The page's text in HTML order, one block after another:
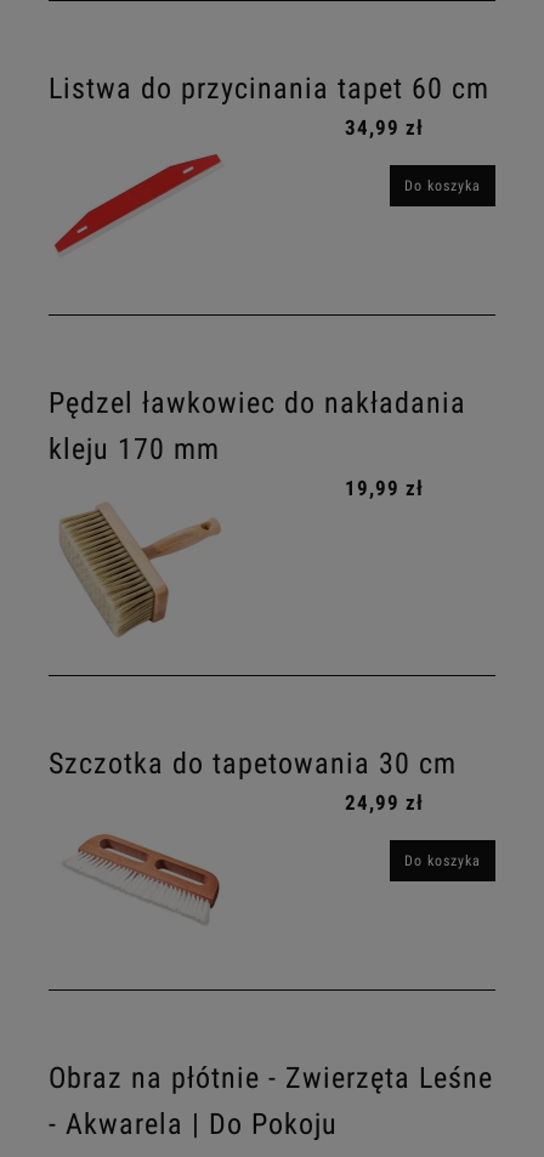
Listwa do przycinania tapet 60 cm
34,99 zł
Do koszyka
Pędzel ławkowiec do nakładania
kleju 170 mm
19,99 zł
Szczotka do tapetowania 30 cm
24,99 zł
Do koszyka
Obraz na płótnie - Zwierzęta Leśne
- Akwarela | Do Pokoju